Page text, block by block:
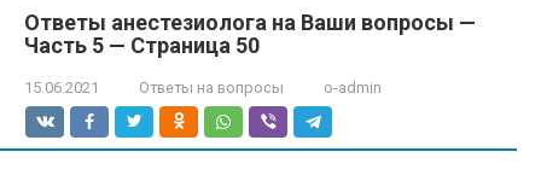
Ответы анестезиолога на Ваши вопросы —
Часть 5 — Страница 50
15.06.2021 Ответы на вопросы o-admin